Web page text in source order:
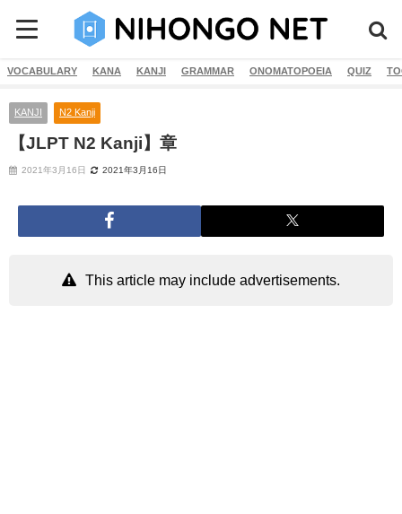
VOCABULARY KANA KANJI GRAMMAR ONOMATOPOEIA QUIZ
KANJI N2 Kanji
【JLPT N2 Kanji】章
2021年3月16日 2021年3月16日
This article may include advertisements.